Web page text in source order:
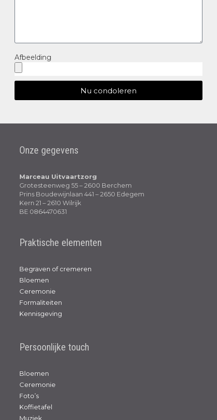
Afbeelding
Nu condoleren
Onze gegevens
Marceau Uitvaartzorg
Grotesteenweg 55 – 2600 Berchem
Prins Boudewijnlaan 441 – 2650 Edegem
Kern 21 – 2610 Wilrijk
BE 0864470631
Praktische elementen
Begraven of cremeren
Bloemen
Ceremonie
Formaliteiten
Kennisgeving
Persoonlijke touch
Bloemen
Ceremonie
Foto’s
Koffietafel
Muziek